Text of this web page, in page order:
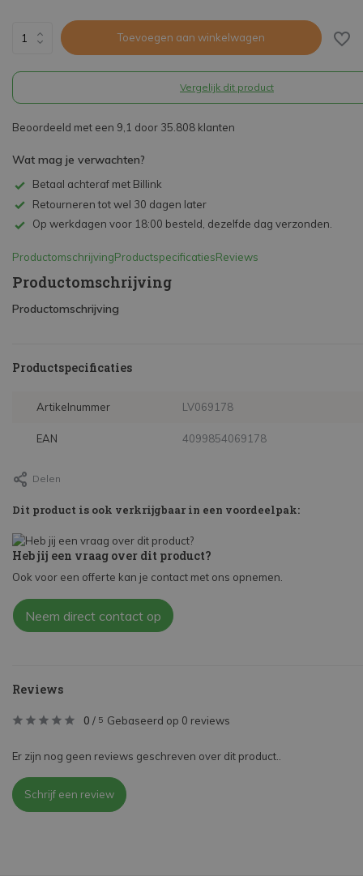
Toevoegen aan winkelwagen
Vergelijk dit product
Beoordeeld met een 9,1 door 35.808 klanten
Wat mag je verwachten?
Betaal achteraf met Billink
Retourneren tot wel 30 dagen later
Op werkdagen voor 18:00 besteld, dezelfde dag verzonden.
ProductomschrijvingProductspecificatiesReviews
Productomschrijving
Productomschrijving
Productspecificaties
Artikelnummer LV069178
EAN 4099854069178
Delen
Dit product is ook verkrijgbaar in een voordeelpak:
Heb jij een vraag over dit product?
Ook voor een offerte kan je contact met ons opnemen.
Neem direct contact op
Reviews
0 / 5 Gebaseerd op 0 reviews
Er zijn nog geen reviews geschreven over dit product..
Schrijf een review